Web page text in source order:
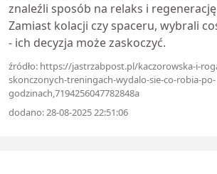
znaleźli sposób na relaks i regenerację
Zamiast kolacji czy spaceru, wybrali
- ich decyzja może zaskoczyć.
źródło: https://jastrzabpost.pl/kaczorowska-i-
skonczonych-treningach-wydalo-sie-co-robia-po-
godzinach,7194256047782848a
dodano: 28-08-2025 22:51:06